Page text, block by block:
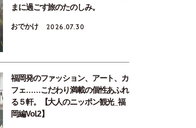
まに過ごす旅のたのしみ。
おでかけ 2026.07.30
福岡発のファッション、アート、カ
フェ……こだわり満載の個性あふれ
る５軒。【大人のニッポン観光_福
岡編Vol.2】